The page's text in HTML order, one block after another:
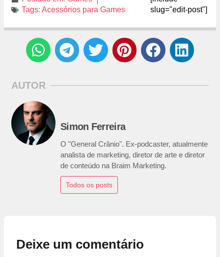
Tags: Acessórios para Games
slug="edit-post"]
AUTOR
Simon Ferreira
O "General Crânio". Ex-podcaster, atualmente
analista de marketing, diretor de arte e diretor
de conteúdo na Braim Marketing.
Todos os posts
Deixe um comentário